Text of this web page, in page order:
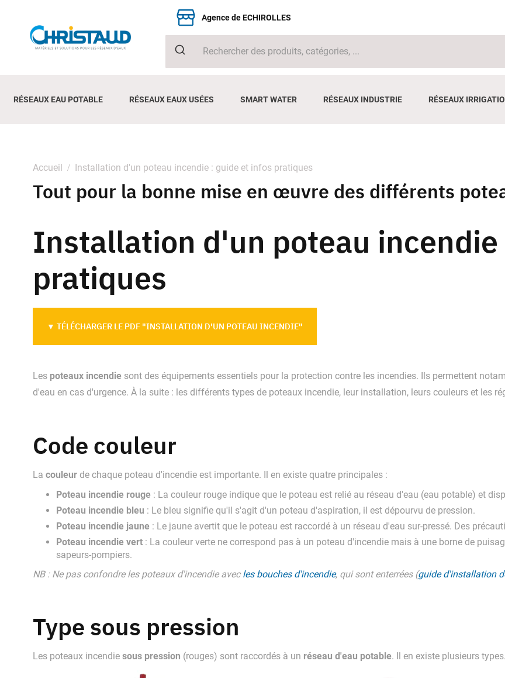
Agence de ECHIROLLES
RÉSEAUX EAU POTABLE RÉSEAUX EAUX USÉES SMART WATER RÉSEAUX INDUSTRIE RÉSEAUX
Accueil Installation d'un poteau incendie : guide et infos pratiques
Tout pour la bonne mise en œuvre des différents
Installation d'un poteau incendie
pratiques
▼ TÉLÉCHARGER LE PDF "INSTALLATION D'UN POTEAU INCENDIE"
Les poteaux incendie sont des équipements essentiels pour la protection contre les incendies. Ils permettent
d'eau en cas d'urgence. À la suite : les différents types de poteaux incendie, leur installation, leurs couleurs et les
Code couleur
La couleur de chaque poteau d'incendie est importante. Il en existe quatre principales :
Poteau incendie rouge : La couleur rouge indique que le poteau est relié au réseau d'eau (eau potable) et
Poteau incendie bleu : Le bleu signifie qu'il s'agit d'un poteau d'aspiration, il est dépourvu de pression.
Poteau incendie jaune : Le jaune avertit que le poteau est raccordé à un réseau d'eau sur-pressé. Des
Poteau incendie vert : La couleur verte ne correspond pas à un poteau d'incendie mais à une borne de
sapeurs-pompiers.
NB : Ne pas confondre les poteaux d'incendie avecles bouches d'incendie, qui sont enterrées (guide d'installation
Type sous pression
Les poteaux incendie sous pression (rouges) sont raccordés à un réseau d'eau potable. Il en existe plusieurs types.